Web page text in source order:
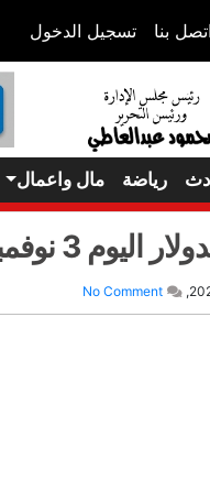
اتصل بنا تسجيل الدخول
رياضة مال واعمال
3 نوفمبر 2020
No Comment